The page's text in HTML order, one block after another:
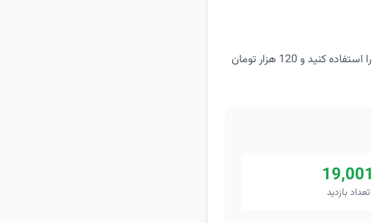
با خرید بیش از 250 هزار تومان از رستوران‌های اسنپ فود این کد تخفیف را استفاده کنید و 120 هزار تومان
19,001
تعداد بازدید